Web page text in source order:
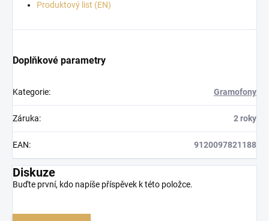
Produktový list (EN)
Doplňkové parametry
Kategorie: Gramofony
Záruka: 2 roky
EAN: 9120097821188
Diskuze
Buďte první, kdo napíše příspěvek k této položce.